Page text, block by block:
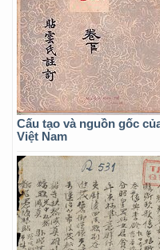
Cấu tạo và nguồn gốc
Việt Nam